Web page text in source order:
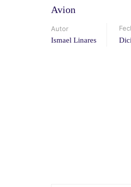
Avion
Autor
Ismael Linares